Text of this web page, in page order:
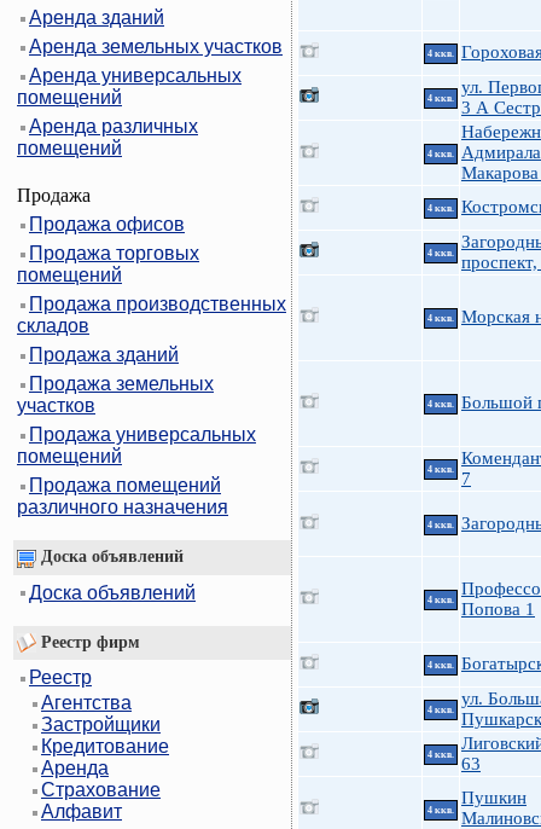
Аренда зданий
Аренда земельных участков
Аренда универсальных
помещений
Аренда различных
помещений
Продажа
Продажа офисов
Продажа торговых
помещений
Продажа производственных
складов
Продажа зданий
Продажа земельных
участков
Продажа универсальных
помещений
Продажа помещений
различного назначения
Доска объявлений
Доска объявлений
Реестр фирм
Реестр
Агентства
Застройщики
Кредитование
Аренда
Страхование
Алфавит
4 ккв.
4 ккв.
ул.
3 А
4 ккв.
Адмирала
4 ккв.
4 ккв.
4 ккв. Морская
4 ккв. Большой
4 ккв.
7
4 ккв.
4 ккв.
Попова 1
4 ккв.
4 ккв.
ул.
4 ккв.
63
4 ккв.
Пушкин